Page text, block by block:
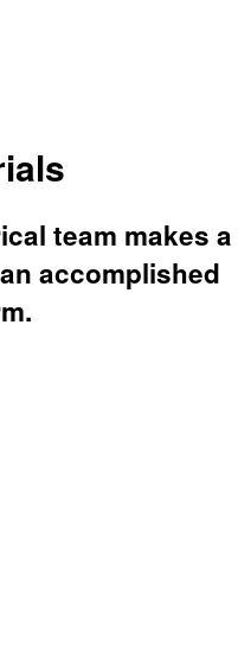
team makes a
accomplished